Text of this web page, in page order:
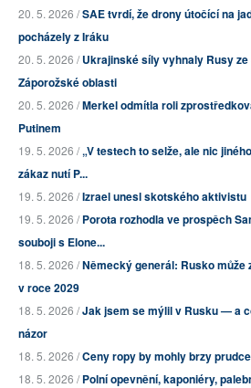
20. 5. 2026 /SAE tvrdí, že drony útočící na
pocházely z Iráku
20. 5. 2026 /Ukrajinské síly vyhnaly Rusy
Záporožské oblasti
20. 5. 2026 /Merkel odmítla roli
Putinem
19. 5. 2026 /„V testech to selže, ale nic
zákaz nutí P...
19. 5. 2026 /Izrael unesl skotského aktivistu
19. 5. 2026 /Porota rozhodla ve prospěch
souboji s Elone...
18. 5. 2026 /Německý generál: Rusko může
v roce 2029
18. 5. 2026 /Jak jsem se mýlil v Rusku — a
názor
18. 5. 2026 /Ceny ropy by mohly brzy
18. 5. 2026 /Polní opevnění, kaponiéry,